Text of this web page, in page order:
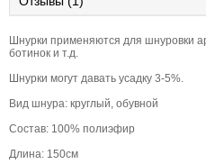
Шнурки применяются для шнуровки
ботинок и т.д.
Шнурки могут давать усадку 3-5%.
Вид шнура: круглый, обувной
Состав: 100% полиэфир
Длина: 150см